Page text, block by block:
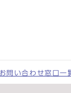
お問い合わせ窓口一